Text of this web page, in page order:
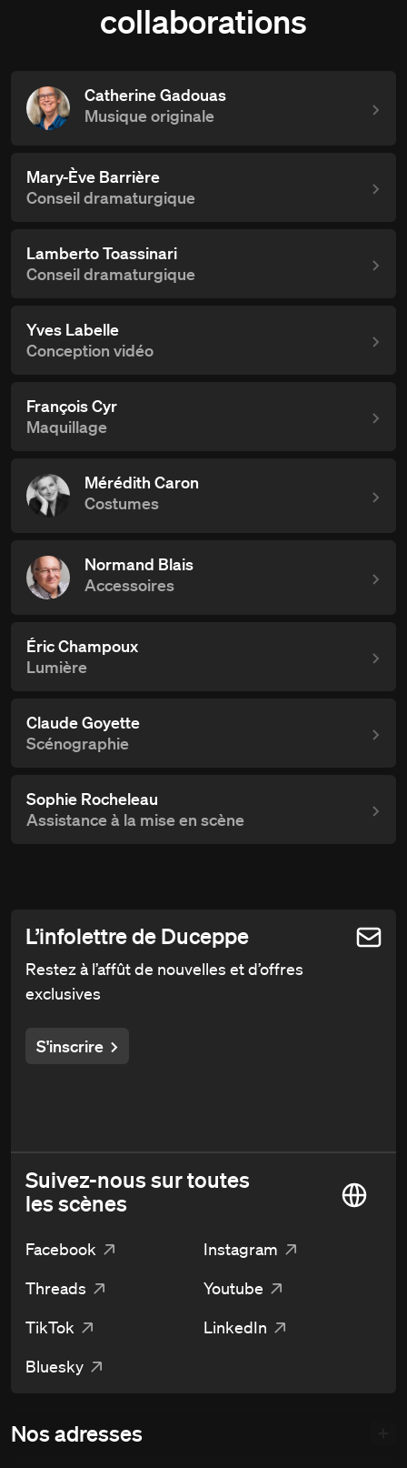
collaborations
Catherine Gadouas
Musique originale
Mary-Ève Barrière
Conseil dramaturgique
Lamberto Toassinari
Conseil dramaturgique
Yves Labelle
Conception vidéo
François Cyr
Maquillage
Mérédith Caron
Costumes
Normand Blais
Accessoires
Éric Champoux
Lumière
Claude Goyette
Scénographie
Sophie Rocheleau
Assistance à la mise en scène
L’infolettre de Duceppe
Restez à l’affût de nouvelles et d’offres
exclusives
S'inscrire
Suivez-nous sur toutes
les scènes
Facebook
Instagram
Threads
Youtube
TikTok
LinkedIn
Bluesky
Nos adresses